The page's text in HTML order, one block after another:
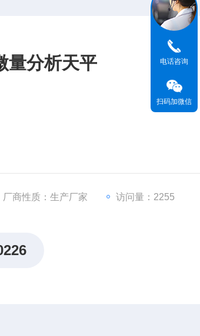
量分析天平
厂商性质：生产厂家 访问量：2255
电话咨询
扫码加微信